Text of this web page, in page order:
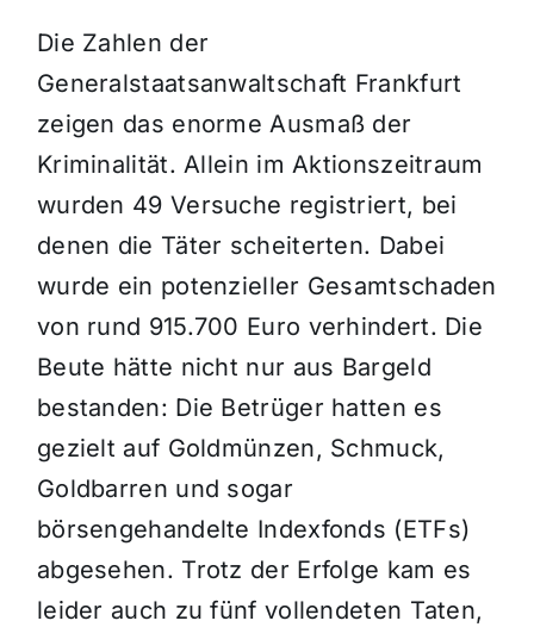
Die Zahlen der
Generalstaatsanwaltschaft Frankfurt
zeigen das enorme Ausmaß der
Kriminalität. Allein im Aktionszeitraum
wurden 49 Versuche registriert, bei
denen die Täter scheiterten. Dabei
wurde ein potenzieller Gesamtschaden
von rund 915.700 Euro verhindert. Die
Beute hätte nicht nur aus Bargeld
bestanden: Die Betrüger hatten es
gezielt auf Goldmünzen, Schmuck,
Goldbarren und sogar
börsengehandelte Indexfonds (ETFs)
abgesehen. Trotz der Erfolge kam es
leider auch zu fünf vollendeten Taten,